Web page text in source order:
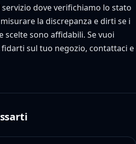
servizio dove verifichiamo lo stato
la discrepanza e dirti se i
scelte sono affidabili. Se vuoi
sul tuo negozio, contattaci e